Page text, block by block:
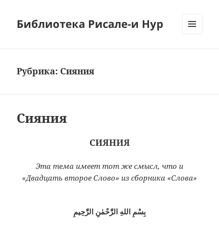
Библиотека Рисале-и Нур
Рубрика: Сияния
Сияния
СИЯНИЯ
Эта тема имеет тот же смысл, что и
«Двадцать второе Слово» из сборника «Слова»
بِسْمِ اللهِ الرَّحْمٰنِ الرَّحِيمِ